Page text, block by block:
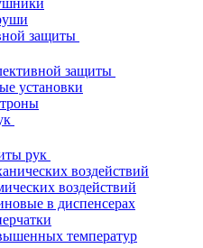
защиты
защиты
установки
рук
воздействий
воздействий
в диспенсерах
температур